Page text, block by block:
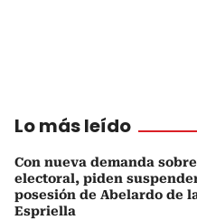
Lo más leído
Con nueva demanda
electoral, piden
posesión de Abelardo de
Espriella